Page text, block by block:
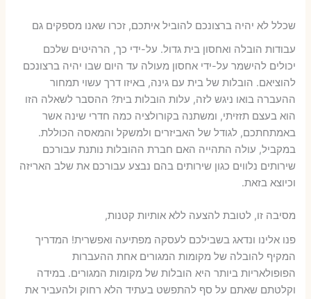
שכלל לא יהיה ברצונכם להוביל איתכם, זכרו שאנו מספקים גם
עבודות הובלה ואחסון בית גדול. על-ידי כך, הרהיטים שלכם
יכולים להישמר על-ידי אחסון מעולה עד היום שבו יהיה ברצונכם
להוציאם. הובלות של בית עם גינה, באיזו דרך עשוי תמחור
ההעברה בואו ניגש לזה, עלות הובלות בית? ההסבר לשאלה הזו
הוא בעצם תזזיתי, ומשתנה בקורולציה כמה חדרי שינה אשר
באמתחתכם, לגודל של האביזרים ולמשקל והמאסה הכוללת.
במקביל, עולה התהייה האם חברת ההובלות נותנת עבורכם
שירותים נלווים כגון שירותים בהם נבצע עבורכם את שלב האריזה
וכיוצא בזאת.
מסיבה זו, לטובת להצעה ללא אותיות קטנות,
פנו אלינו ונדאג בשבילכם לעסקה מפתיעה ואפשרית! המדריך
המקיף להובלה של מקומות המגורים אחת ההעברות
הפופולאריות ביותר היא הובלות של מקומות המגורים. במידה
וקלטתם שאתם על סף להתפשט בעתיד הלא רחוק ולהעביר את